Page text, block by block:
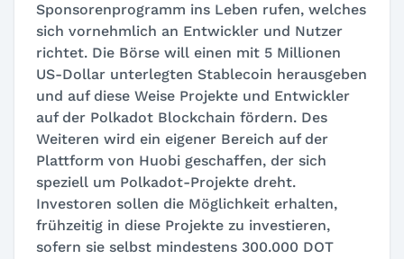
Sponsorenprogramm ins Leben rufen, welches
sich vornehmlich an Entwickler und Nutzer
richtet. Die Börse will einen mit 5 Millionen
US-Dollar unterlegten Stablecoin herausgeben
und auf diese Weise Projekte und Entwickler
auf der Polkadot Blockchain fördern. Des
Weiteren wird ein eigener Bereich auf der
Plattform von Huobi geschaffen, der sich
speziell um Polkadot-Projekte dreht.
Investoren sollen die Möglichkeit erhalten,
frühzeitig in diese Projekte zu investieren,
sofern sie selbst mindestens 300.000 DOT